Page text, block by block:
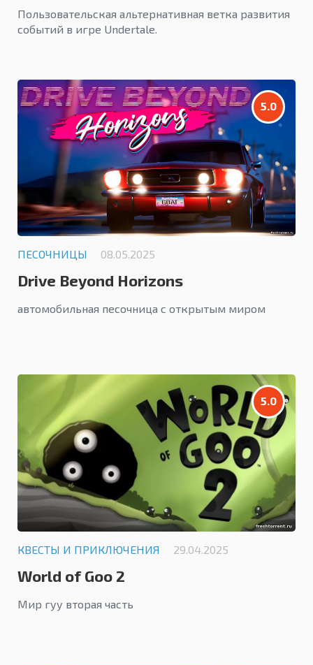
Пользовательская альтернативная ветка развития
событий в игре Undertale.
5.0
ПЕСОЧНИЦЫ 08.05.2025
Drive Beyond Horizons
автомобильная песочница с открытым миром
5.0
КВЕСТЫ И ПРИКЛЮЧЕНИЯ 29.04.2025
World of Goo 2
Мир гуу вторая часть